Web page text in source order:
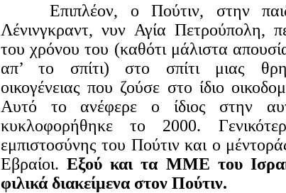
Επιπλέον, ο Πούτιν, στην
Λένινγκραντ, νυν Αγία Πετρούπολη,
του χρόνου του (καθότι μάλιστα
απ’ το σπίτι) στο σπίτι μιας
οικογένειας που ζούσε στο ίδιο
Αυτό το ανέφερε ο ίδιος στην
κυκλοφορήθηκε το 2000.
εμπιστοσύνης του Πούτιν και ο
Εβραίοι.Εξού και τα ΜΜΕ του
φιλικά διακείμενα στον Πούτιν.